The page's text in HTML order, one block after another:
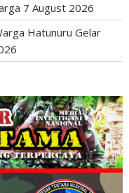
7 August 2026
Hatunuru Gelar